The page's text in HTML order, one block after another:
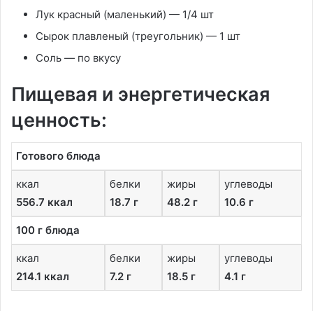
Лук красный (маленький) — 1/4 шт
Сырок плавленый (треугольник) — 1 шт
Соль — по вкусу
Пищевая и энергетическая
ценность:
Готового блюда
ккал
556.7 ккал
белки
18.7 г
жиры
48.2 г
углеводы
10.6 г
100 г блюда
ккал
214.1 ккал
белки
7.2 г
жиры
18.5 г
углеводы
4.1 г